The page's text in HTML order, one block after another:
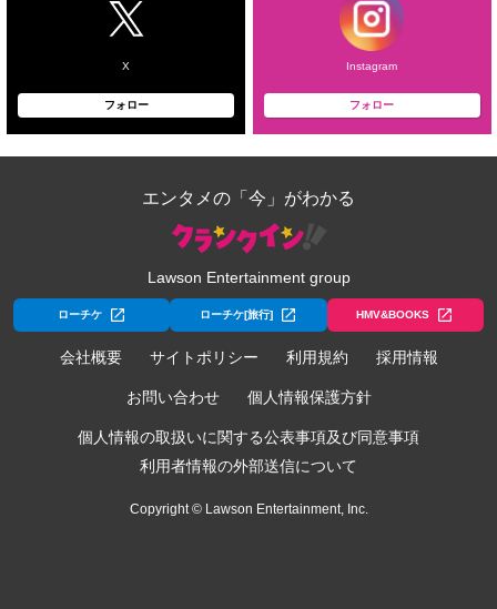
X
フォロー
Instagram
フォロー
エンタメの「今」がわかる
Lawson Entertainment group
ローチケ ローチケ[旅行] HMV&BOOKS
会社概要 サイトポリシー 利用規約 採用情報
お問い合わせ 個人情報保護方針
個人情報の取扱いに関する公表事項及び同意事項
利用者情報の外部送信について
Copyright © Lawson Entertainment, Inc.